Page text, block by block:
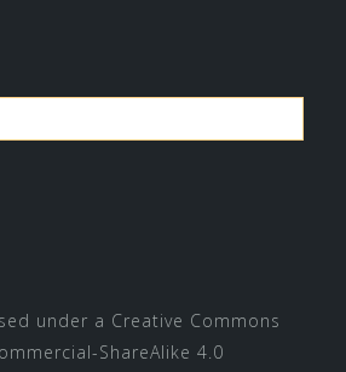
under a Creative Commons
ShareAlike 4.0